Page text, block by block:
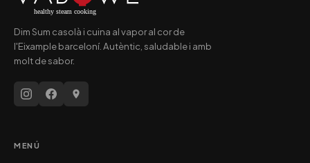
Dim Sum casolà i cuina al vapor al cor de
l'Eixample barceloní. Autèntic, saludable i amb
molt de sabor.
MENÚ